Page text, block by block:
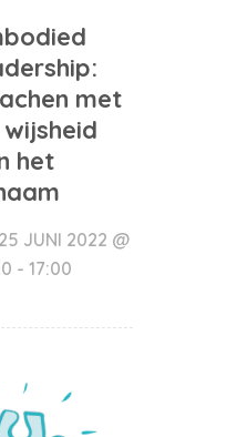
met
het
25 JUNI 2022 @
- 17:00